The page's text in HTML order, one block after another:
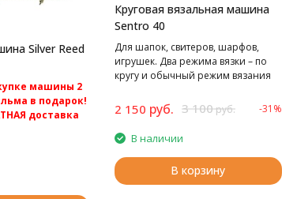
Silver Reed
машины 2
в подарок!
доставка
Однофонтурная
4 класса.
Круговая вязальная машина
Sentro 40
Для шапок, свитеров, шарфов,
игрушек. Два режима вязки – по
кругу и обычный режим вязания
2 150 руб. 3 100руб. -31%
В наличии
В корзину